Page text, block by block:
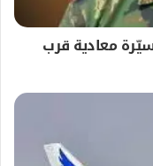
معادية قرب